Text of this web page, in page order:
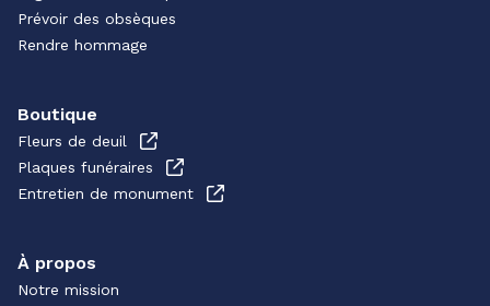
Prévoir des obsèques
Rendre hommage
Boutique
Fleurs de deuil
Plaques funéraires
Entretien de monument
À propos
Notre mission